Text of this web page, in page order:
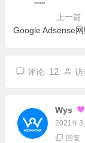
上一篇
评论 12 访
Wys
2021年3
回复